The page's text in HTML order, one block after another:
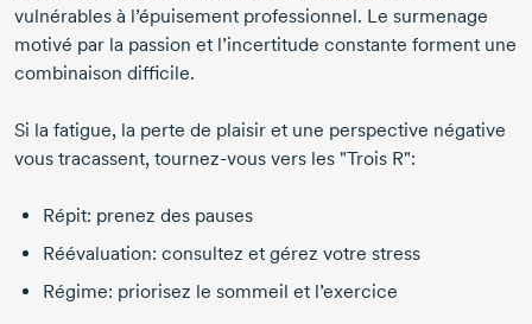
vulnérables à l’épuisement professionnel. Le surmenage
motivé par la passion et l’incertitude constante forment une
combinaison difficile.
Si la fatigue, la perte de plaisir et une perspective négative
vous tracassent, tournez-vous vers les "Trois R":
Répit: prenez des pauses
Réévaluation: consultez et gérez votre stress
Régime: priorisez le sommeil et l’exercice